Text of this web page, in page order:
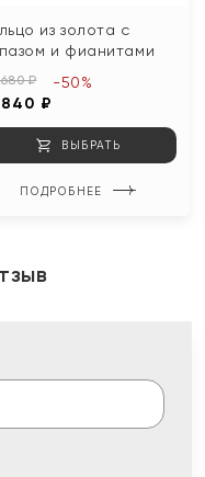
из золота с
и фианитами
₽
840 ₽
-50%
ВЫБРАТЬ
ПОДРОБНЕЕ